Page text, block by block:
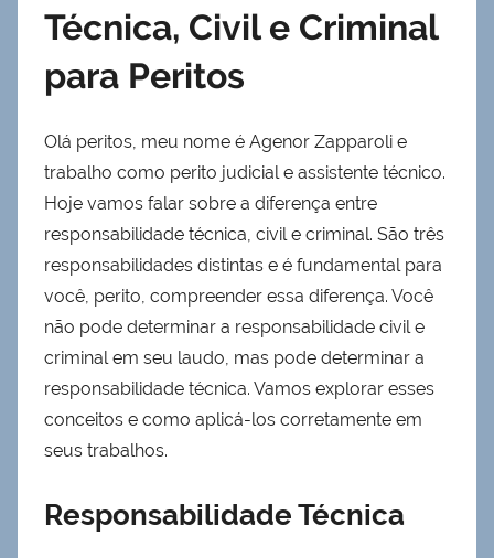
Técnica, Civil e Criminal
para Peritos
Olá peritos, meu nome é Agenor Zapparoli e
trabalho como perito judicial e assistente técnico.
Hoje vamos falar sobre a diferença entre
responsabilidade técnica, civil e criminal. São três
responsabilidades distintas e é fundamental para
você, perito, compreender essa diferença. Você
não pode determinar a responsabilidade civil e
criminal em seu laudo, mas pode determinar a
responsabilidade técnica. Vamos explorar esses
conceitos e como aplicá-los corretamente em
seus trabalhos.
Responsabilidade Técnica